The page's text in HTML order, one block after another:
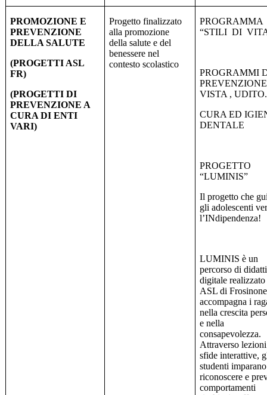
PROMOZIONE E
PREVENZIONE
DELLA SALUTE
(PROGETTI ASL
FR)
(PROGETTI DI
PREVENZIONE A
CURA DI ENTI
VARI)
Progetto finalizzato
alla promozione
della salute e del
benessere nel
contesto scolastico
PROGRAMMA
“STILI DI
PROGRAMMI
PREVENZIONE
VISTA , UDITO.
CURA ED
DENTALE
PROGETTO
“LUMINIS”
Il progetto che
gli adolescenti
l’INdipendenza!
LUMINIS è un
percorso di
digitale
ASL di
accompagna i
nella crescita
e nella
consapevolezza.
Attraverso
sfide interattive,
studenti
riconoscere e
comportamenti